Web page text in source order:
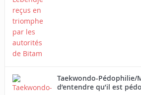
Taekwondo-Pédophilie/
d’entendre qu’il est